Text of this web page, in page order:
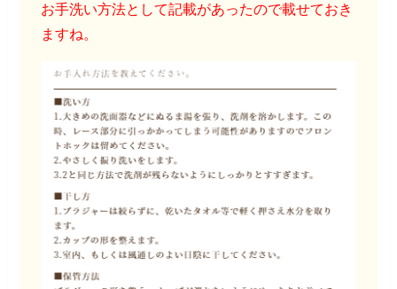
お手洗い方法として記載があったので載せておき
ますね。